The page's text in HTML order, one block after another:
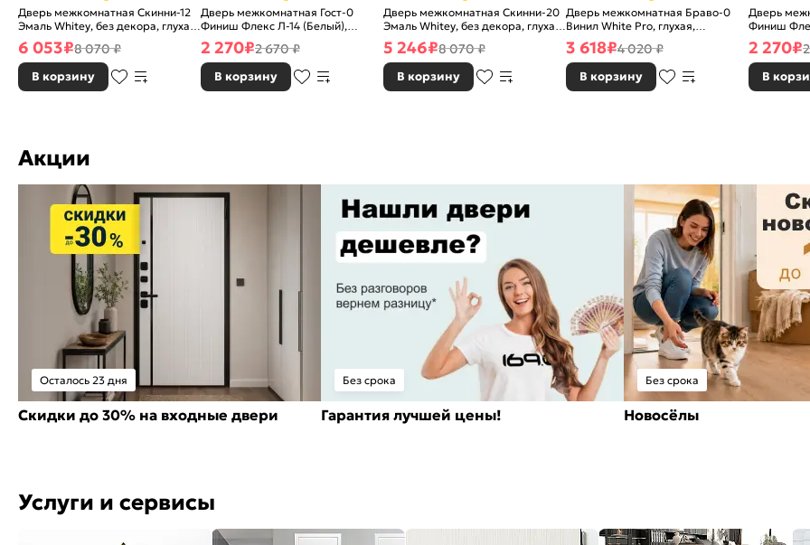
Дверь межкомнатная Скинни-12
Эмаль Whitey, без декора, глухая,
без стекла, без кромки, скиновая
6 053₽8 070 ₽
В корзину
Дверь межкомнатная Гост-0
Финиш Флекс Л-14 (Белый),
глухая, каркасно-щитовая
2 270₽2 670 ₽
В корзину
Дверь межкомнатная Скинни-20
Эмаль Whitey, без декора, глухая,
без стекла, без кромки, скиновая
5 246₽8 070 ₽
В корзину
Дверь межкомнатная Браво-0
Винил White Pro, глухая,
каркасно-щитовая
3 618₽4 020 ₽
В корзину
Дверь
Финиш
Л-11
каркасно-
2 270₽
В
Акции
Осталось 23 дня
Скидки до 30% на входные двери
Без срока
Гарантия лучшей цены!
Без срока
Новосёлы
Услуги и сервисы